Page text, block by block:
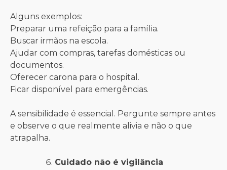
Alguns exemplos:
Preparar uma refeição para a família.
Buscar irmãos na escola.
Ajudar com compras, tarefas domésticas ou
documentos.
Oferecer carona para o hospital.
Ficar disponível para emergências.
A sensibilidade é essencial. Pergunte sempre antes
e observe o que realmente alivia e não o que
atrapalha.
Cuidado não é vigilância